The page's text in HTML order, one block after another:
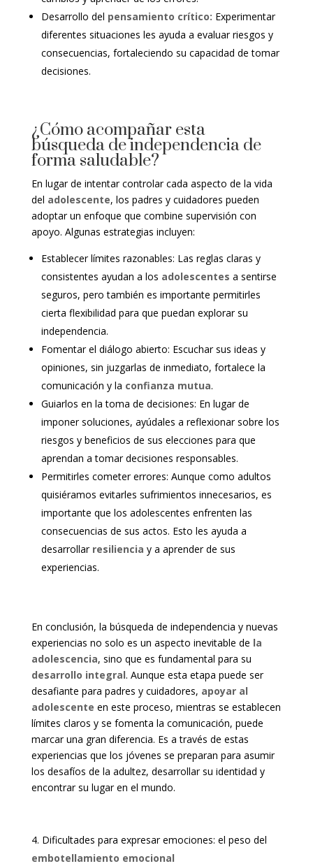
Desarrollo del pensamiento crítico: Experimentar
diferentes situaciones les ayuda a evaluar riesgos y
consecuencias, fortaleciendo su capacidad de tomar
decisiones.
¿Cómo acompañar esta
búsqueda de independencia de
forma saludable?
En lugar de intentar controlar cada aspecto de la vida
del adolescente, los padres y cuidadores pueden
adoptar un enfoque que combine supervisión con
apoyo. Algunas estrategias incluyen:
Establecer límites razonables: Las reglas claras y
consistentes ayudan a los adolescentes a sentirse
seguros, pero también es importante permitirles
cierta flexibilidad para que puedan explorar su
independencia.
Fomentar el diálogo abierto: Escuchar sus ideas y
opiniones, sin juzgarlas de inmediato, fortalece la
comunicación y la confianza mutua.
Guiarlos en la toma de decisiones: En lugar de
imponer soluciones, ayúdales a reflexionar sobre los
riesgos y beneficios de sus elecciones para que
aprendan a tomar decisiones responsables.
Permitirles cometer errores: Aunque como adultos
quisiéramos evitarles sufrimientos innecesarios, es
importante que los adolescentes enfrenten las
consecuencias de sus actos. Esto les ayuda a
desarrollar resiliencia y a aprender de sus
experiencias.
En conclusión, la búsqueda de independencia y nuevas
experiencias no solo es un aspecto inevitable de la
adolescencia, sino que es fundamental para su
desarrollo integral. Aunque esta etapa puede ser
desafiante para padres y cuidadores, apoyar al
adolescente en este proceso, mientras se establecen
límites claros y se fomenta la comunicación, puede
marcar una gran diferencia. Es a través de estas
experiencias que los jóvenes se preparan para asumir
los desafíos de la adultez, desarrollar su identidad y
encontrar su lugar en el mundo.
Dificultades para expresar emociones: el peso del
embotellamiento emocional